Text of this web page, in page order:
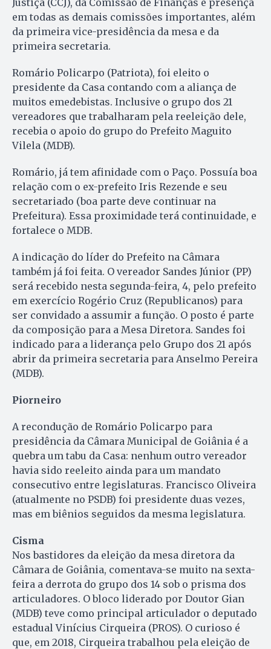
em todas as demais comissões importantes, além
da primeira vice-presidência da mesa e da
primeira secretaria.
Romário Policarpo (Patriota), foi eleito o
presidente da Casa contando com a aliança de
muitos emedebistas. Inclusive o grupo dos 21
vereadores que trabalharam pela reeleição dele,
recebia o apoio do grupo do Prefeito Maguito
Vilela (MDB).
Romário, já tem afinidade com o Paço. Possuía boa
relação com o ex-prefeito Iris Rezende e seu
secretariado (boa parte deve continuar na
Prefeitura). Essa proximidade terá continuidade, e
fortalece o MDB.
A indicação do líder do Prefeito na Câmara
também já foi feita. O vereador Sandes Júnior (PP)
será recebido nesta segunda-feira, 4, pelo prefeito
em exercício Rogério Cruz (Republicanos) para
ser convidado a assumir a função. O posto é parte
da composição para a Mesa Diretora. Sandes foi
indicado para a liderança pelo Grupo dos 21 após
abrir da primeira secretaria para Anselmo Pereira
(MDB).
Piorneiro
A recondução de Romário Policarpo para
presidência da Câmara Municipal de Goiânia é a
quebra um tabu da Casa: nenhum outro vereador
havia sido reeleito ainda para um mandato
consecutivo entre legislaturas. Francisco Oliveira
(atualmente no PSDB) foi presidente duas vezes,
mas em biênios seguidos da mesma legislatura.
Cisma
Nos bastidores da eleição da mesa diretora da
Câmara de Goiânia, comentava-se muito na sexta-
feira a derrota do grupo dos 14 sob o prisma dos
articuladores. O bloco liderado por Doutor Gian
(MDB) teve como principal articulador o deputado
estadual Vinícius Cirqueira (PROS). O curioso é
que, em 2018, Cirqueira trabalhou pela eleição de